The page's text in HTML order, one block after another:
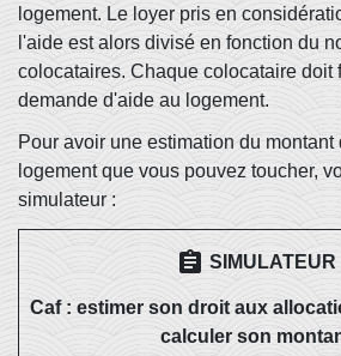
logement. Le loyer pris en
l'aide est alors divisé en fonction du
colocataires. Chaque colocataire doit
demande d'aide au logement.
Pour avoir une estimation du montant
logement que vous pouvez toucher,
simulateur :
assignment SIMULATEUR
Caf : estimer son droit aux
calculer son